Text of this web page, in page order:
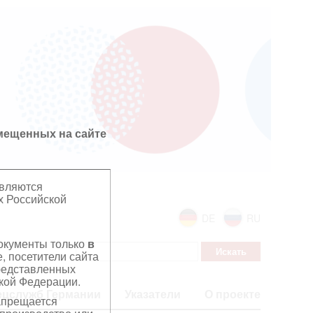
на сайте
только в
сайта
Федерации.
Германии